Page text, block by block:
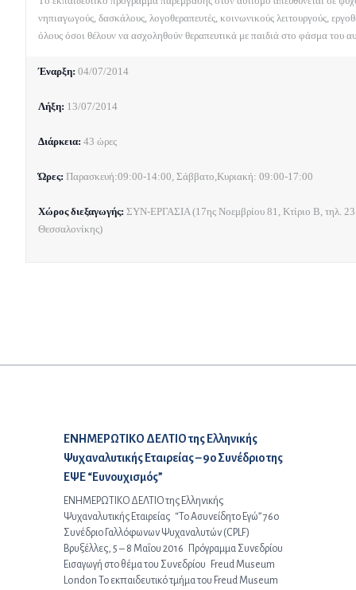
νηπιαγωγούς, δασκάλους, λογοθεραπευτές, κοινωνικούς λειτουργούς,
όλους όσοι θέλουν να ασχοληθούν θεραπευτικά με παιδιά στο φάσμα του
Έναρξη: 04/07/2014
Λήξη: 13/07/2014
Διάρκεια: 43 ώρες
Ώρες: Παρασκευή:09:00-14:00, Σάββατο,Κυριακή: 09:00-17:00
Χώρος διεξαγωγής: ΣΥΝ-ΕΡΓΑΣΙΑ (17ης Νοεμβρίου 81, Κτίριο Β, τηλ.
Θεσσαλονίκης)
Προηγούμενο άρθρο:
ΕΝΗΜΕΡΩΤΙΚΟ ΔΕΛΤΙΟ της Ελληνικής
Ψυχαναλυτικής Εταιρείας – 9ο Συνέδριο της
ΕΨΕ “Ευνουχισμός”
ΕΝΗΜΕΡΩΤΙΚΟ ΔΕΛΤΙΟ της Ελληνικής
Ψυχαναλυτικής Εταιρείας “Το Ασυνείδητο Εγώ” 76ο
Συνέδριο Γαλλόφωνων Ψυχαναλυτών (CPLF)
Βρυξέλλες, 5 – 8 Μαΐου 2016 Πρόγραμμα Συνεδρίου
Εισαγωγή στο θέμα του Συνεδρίου Freud Museum
London Το εκπαιδευτικό τμήμα του Freud Museum